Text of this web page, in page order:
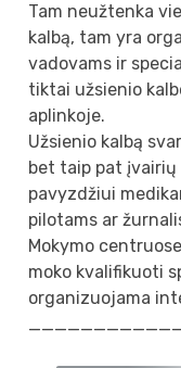
Tam neužtenka
kalbą, tam yra
vadovams ir
tiktai užsienio
aplinkoje.
Užsienio kalbą
bet taip pat
pavyzdžiui
pilotams ar
Mokymo
moko kvalifikuoti
organizuojama